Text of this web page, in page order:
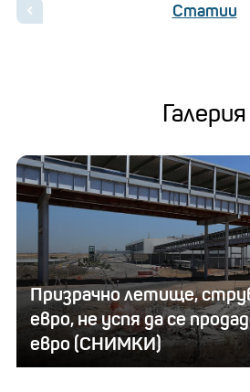
Статии
Галерия
Призрачно летище,
евро, не успя да се
евро (СНИМКИ)